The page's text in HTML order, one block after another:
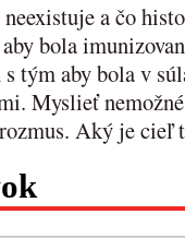
a čo
bola
tým aby bola v
Myslieť
Aký je cieľ